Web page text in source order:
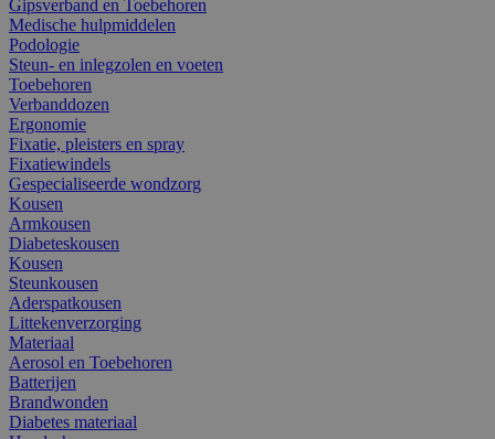
Gipsverband en Toebehoren
Medische hulpmiddelen
Podologie
Steun- en inlegzolen en voeten
Toebehoren
Verbanddozen
Ergonomie
Fixatie, pleisters en spray
Fixatiewindels
Gespecialiseerde wondzorg
Kousen
Armkousen
Diabeteskousen
Kousen
Steunkousen
Aderspatkousen
Littekenverzorging
Materiaal
Aerosol en Toebehoren
Batterijen
Brandwonden
Diabetes materiaal